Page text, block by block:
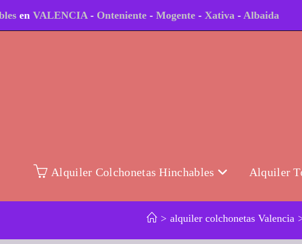
en VALENCIA- Onteniente - Mogente - Xativa - Albaida
Alquiler Colchonetas Hinchables Alquiler
> alquiler colchonetas Valencia